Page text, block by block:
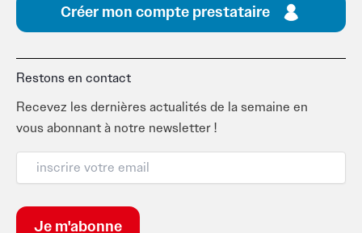
Créer mon compte prestataire
Restons en contact
Recevez les dernières actualités de la semaine en
vous abonnant à notre newsletter !